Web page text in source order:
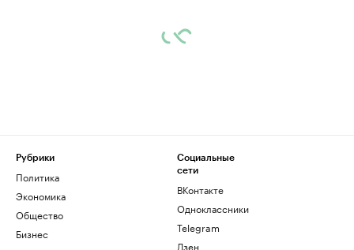
Рубрики
Политика
Экономика
Общество
Бизнес
Социальные
сети
ВКонтакте
Одноклассники
Telegram
Дзен